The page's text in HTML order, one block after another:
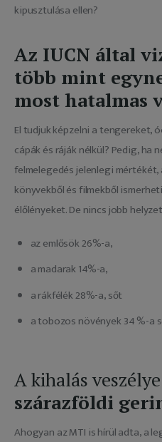
kipusztulása ellen?
Az IUCN által
több mint
most hatalmas
El tudjuk képzelni a tengereket,
cápák és ráják nélkül? Pedig, ha
felmelegedés jelenlegi mértékét,
könyvekből és filmekből
élőlényeket. De nincs jobb
az emlősök 26%-a,
a madarak 14%-a,
a rákfélék 28%-a, sőt
a tobozos növények 34 %-a
A kihalás
szárazföldi
Ahogyan az MTI is hírül adta, a